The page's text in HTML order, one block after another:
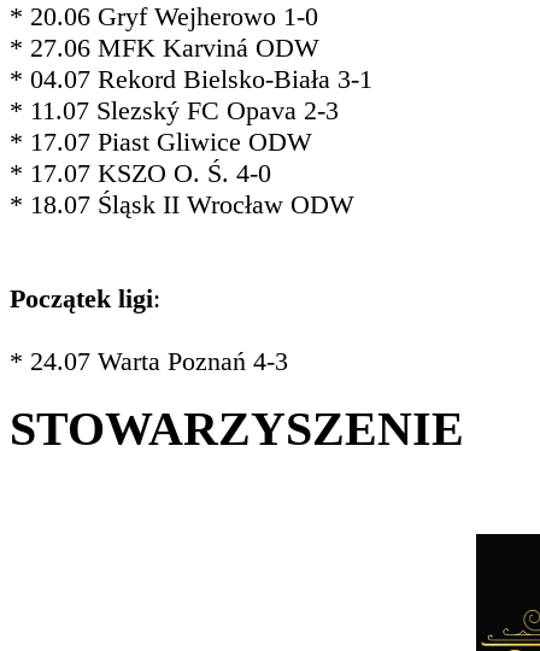
* 20.06 Gryf Wejherowo 1-0
* 27.06 MFK Karviná ODW
* 04.07 Rekord Bielsko-Biała 3-1
* 11.07 Slezský FC Opava 2-3
* 17.07 Piast Gliwice ODW
* 17.07 KSZO O. Ś. 4-0
* 18.07 Śląsk II Wrocław ODW
Początek ligi:
* 24.07 Warta Poznań 4-3
STOWARZYSZENIE